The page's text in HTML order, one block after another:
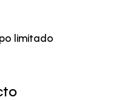
limitado